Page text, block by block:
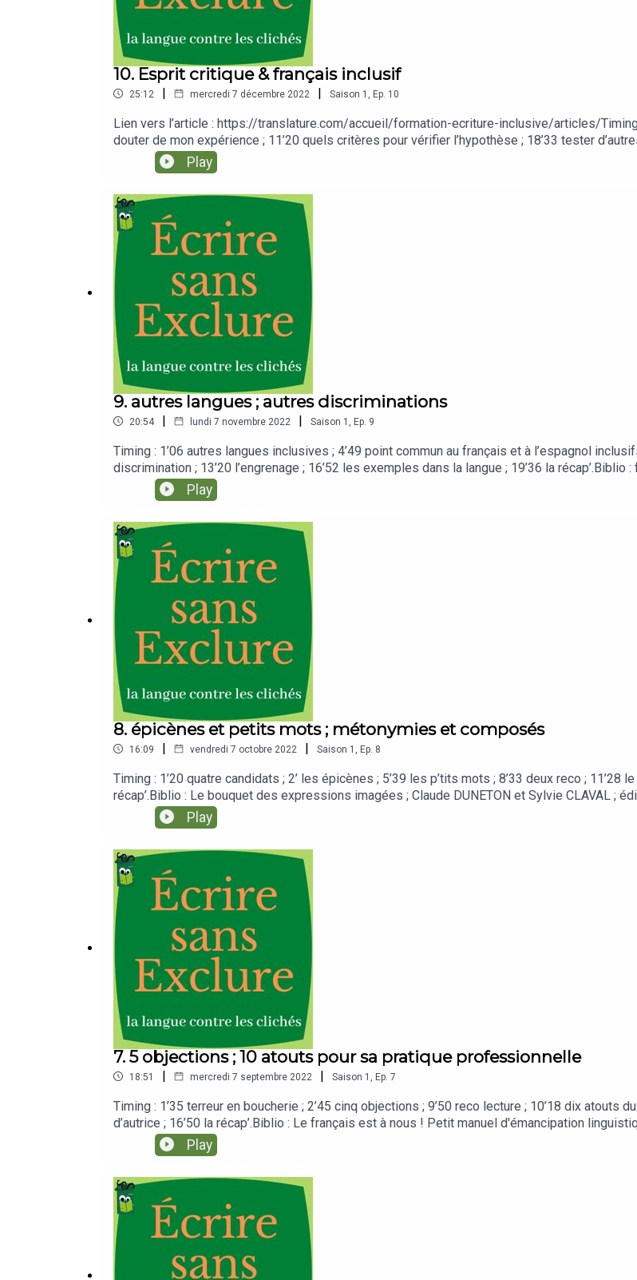
10. Esprit critique & français inclusif
25:12 | mercredi 7 décembre 2022 | Saison 1 Ep. 10
Lien vers l’article : https://translature.com/accueil/formation-ecriture-inclusive/articles/Timing
douter de mon expérience ; 11’20 quels critères pour vérifier l’hypothèse ; 18’33 tester
ressources offertes pour vous accompagnerInscription à l’infolett’ du 7
Play
9. autres langues ; autres discriminations
20:54 | lundi 7 novembre 2022 | Saison 1 Ep. 9
Timing : 1’06 autres langues inclusives ; 4’49 point commun au français et à l’espagnol
discrimination ; 13’20 l’engrenage ; 16’52 les exemples dans la langue ; 19’36 la
Charlotte Puiseux, en allemand ; langues romanes ; Crédits musique : Swingirls ; extrait
accompagnerInscription à l’infolett’ du 7
Play
8. épicènes et petits mots ; métonymies et composés
16:09 | vendredi 7 octobre 2022 | Saison 1 Ep. 8
Timing : 1’20 quatre candidats ; 2’ les épicènes ; 5’39 les p’tits mots ; 8’33 deux reco ;
récap’.Biblio : Le bouquet des expressions imagées ; Claude DUNETON et Sylvie CLAVAL ;
Swingirls ; réplique de la série Kaamelot ; Extrait du sketch la journée vérité de Florence
l’infolett’ du 7
Play
7. 5 objections ; 10 atouts pour sa pratique professionnelle
18:51 | mercredi 7 septembre 2022 | Saison 1 , Ep. 7
Timing : 1’35 terreur en boucherie ; 2’45 cinq objections ; 9’50 reco lecture ; 10’18 dix atouts
d’autrice ; 16’50 la récap’.Biblio : Le français est à nous ! Petit manuel d'émancipation
Crédits musique : Swingirls ; réplique du film La cité de la peur ; extrait de la bande son de
vous accompagnerInscription à l’infolett’ du 7
Play